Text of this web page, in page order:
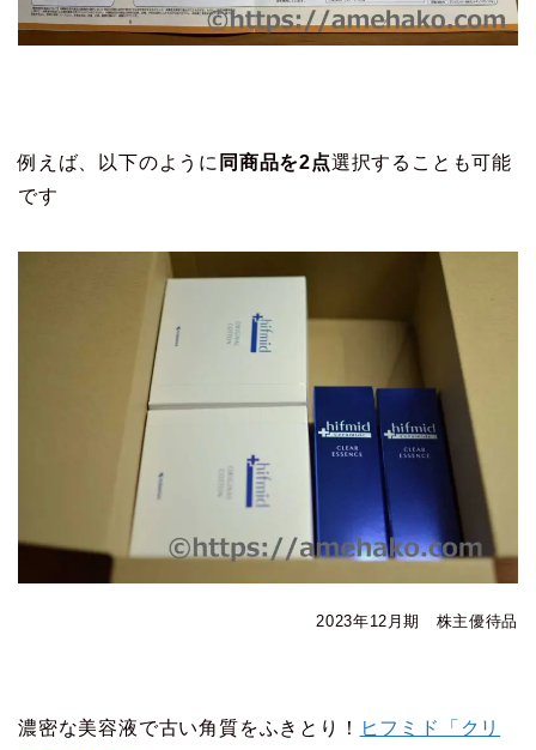
例えば、以下のように 同商品を2点選択することも可能
です
2023年12月期 株主優待品
濃密な美容液で古い角質をふきとり！
ヒフミド「クリ